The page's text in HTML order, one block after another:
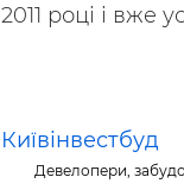
2011 році і вже
Київінвестбуд
Девелопери,